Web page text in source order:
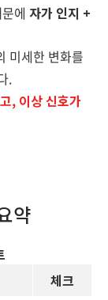
에 자가 인지 +
미세한 변화를
.
, 이상 신호가
약
체크